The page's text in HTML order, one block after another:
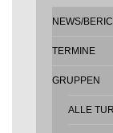
NEWS/
TERMINE
GRUPPEN
ALLE